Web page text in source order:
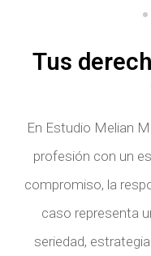
Tus
En Estudio Melian
profesión con un
compromiso, la
caso representa
seriedad,